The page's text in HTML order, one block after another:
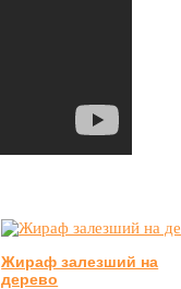
Жираф залезший на
дерево